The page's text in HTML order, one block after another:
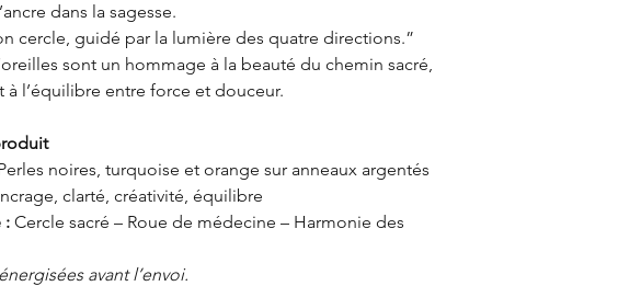
dans la sagesse.
cercle, guidé par la lumière des quatre directions.”
sont un hommage à la beauté du chemin sacré,
à l’équilibre entre force et douceur.
noires, turquoise et orange sur anneaux argentés
clarté, créativité, équilibre
: Cercle sacré – Roue de médecine – Harmonie des
avant l’envoi.